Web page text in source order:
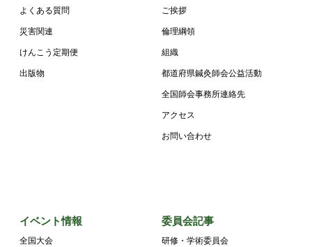
よくある質問
災害関連
けんこう定期便
出版物
ご挨拶
倫理綱領
組織
都道府県鍼灸師会公益活動
全国師会事務所連絡先
アクセス
お問い合わせ
イベント情報
全国大会
委員会記事
研修・学術委員会